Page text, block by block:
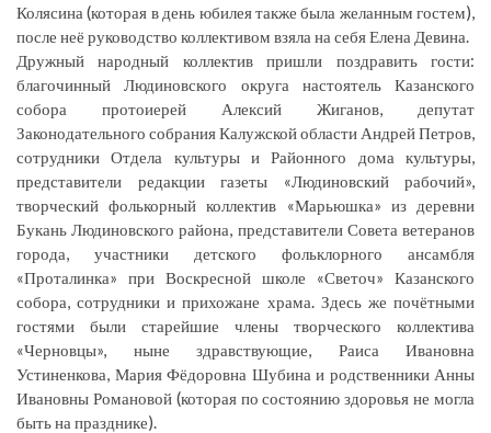
Колясина (которая в день юбилея также была желанным гостем),
после неё руководство коллективом взяла на себя Елена Девина.
Дружный народный коллектив пришли поздравить гости:
благочинный Людиновского округа настоятель Казанского
собора протоиерей Алексий Жиганов, депутат
Законодательного собрания Калужской области Андрей Петров,
сотрудники Отдела культуры и Районного дома культуры,
представители редакции газеты «Людиновский рабочий»,
творческий фолькорный коллектив «Марьюшка» из деревни
Букань Людиновского района, представители Совета ветеранов
города, участники детского фольклорного ансамбля
«Проталинка» при Воскресной школе «Светоч» Казанского
собора, сотрудники и прихожане храма. Здесь же почётными
гостями были старейшие члены творческого коллектива
«Черновцы», ныне здравствующие, Раиса Ивановна
Устиненкова, Мария Фёдоровна Шубина и родственники Анны
Ивановны Романовой (которая по состоянию здоровья не могла
быть на празднике).